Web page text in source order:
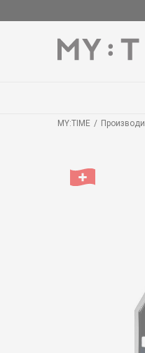
MY:TIME Производи